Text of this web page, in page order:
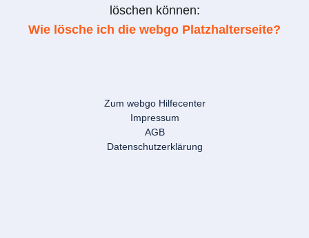
löschen können:
Wie lösche ich die webgo Platzhalterseite?
Zum webgo Hilfecenter
Impressum
AGB
Datenschutzerklärung